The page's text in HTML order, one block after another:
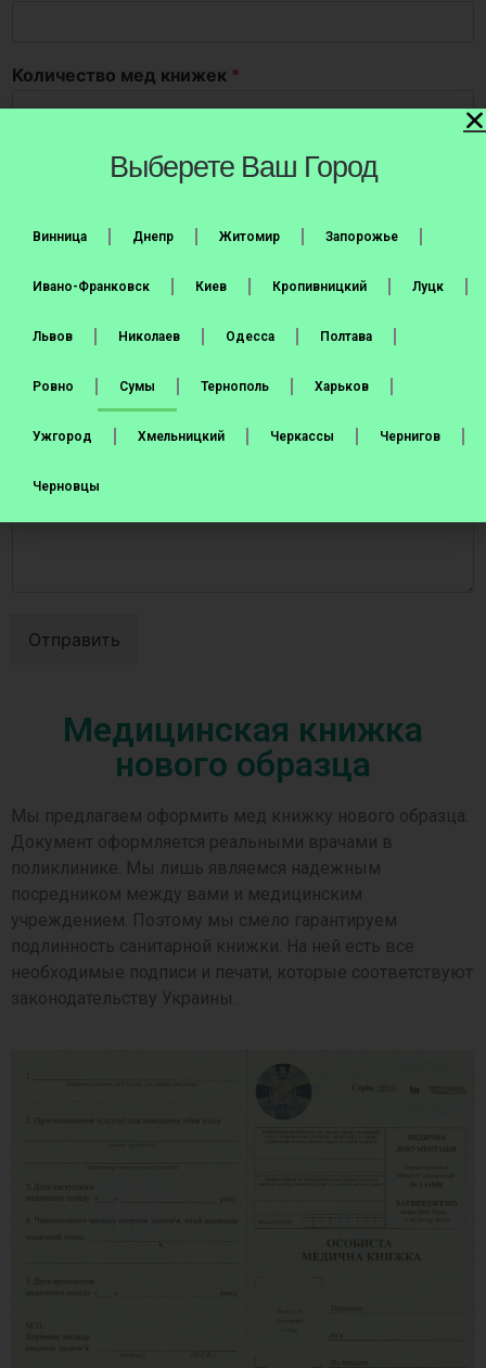
Количество мед книжек *
Срок на который требуется:*
Медкнижка на полгода
Дополнительная информация
Отправить
Медицинская книжка
нового образца
Мы предлагаем оформить мед книжку нового образца.
Документ оформляется реальными врачами в
поликлинике. Мы лишь являемся надежным
посредником между вами и медицинским
учреждением. Поэтому мы смело гарантируем
подлинность санитарной книжки. На ней есть все
необходимые подписи и печати, которые соответствуют
законодательству Украины.
Выберете Ваш Город
Винница Днепр Житомир Запорожье
Ивано-Франковск Киев Кропивницкий Луцк
Львов Николаев Одесса Полтава
Ровно Сумы Тернополь Харьков
Ужгород Хмельницкий Черкассы Чернигов
Черновцы